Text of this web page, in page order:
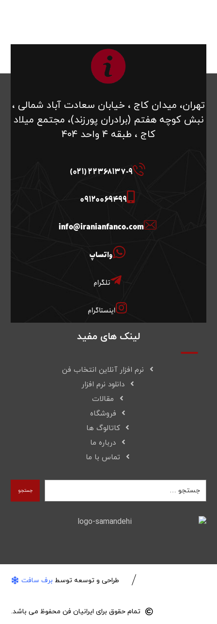
تهران، میدان کاج ، خیابان سعادت آباد شمالی ،
نبش کوچه هفتم (برادران پورزند)، مجتمع میلاد
کاج ، طبقه ۴ واحد ۴۰۴
22368137-9 (021)
09120069499
info@iranianfanco.com
واتساپ
تلگرام
اینستاگرام
لینک های مفید
نرم افزار آنلاین انتخاب فن
دانلود نرم افزار
مقالات
فروشگاه
کاتالوگ ها
درباره ما
تماس با ما
جستجو
طراحی و توسعه توسط برف سافت
تمام حقوق برای ایرانیان فن محفوظ می باشد.